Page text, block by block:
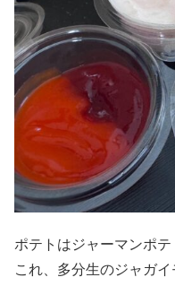
ポテトはジャーマンポテ
これ、多分生のジャガ